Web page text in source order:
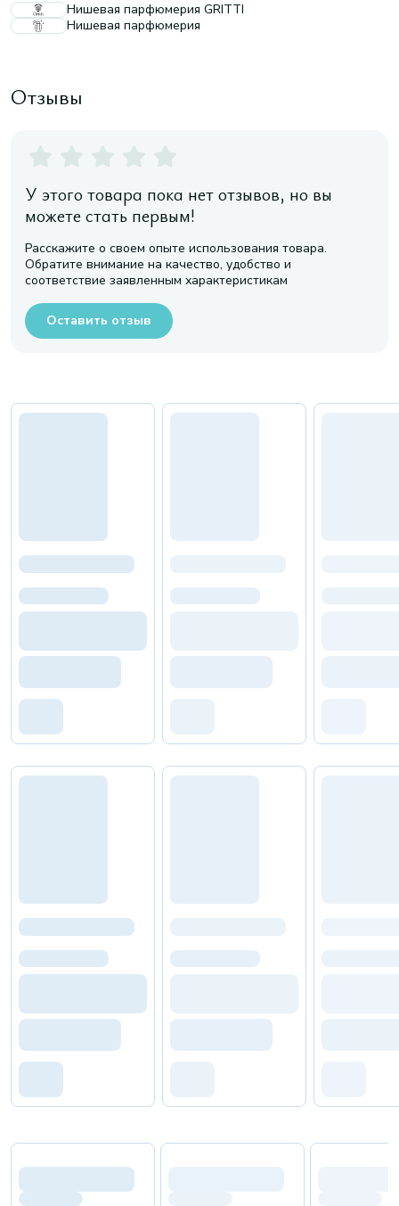
Нишевая парфюмерия GRITTI
Нишевая парфюмерия
Отзывы
У этого товара пока нет отзывов, но вы
можете стать первым!
Расскажите о своем опыте использования товара.
Обратите внимание на качество, удобство и
соответствие заявленным характеристикам
Оставить отзыв